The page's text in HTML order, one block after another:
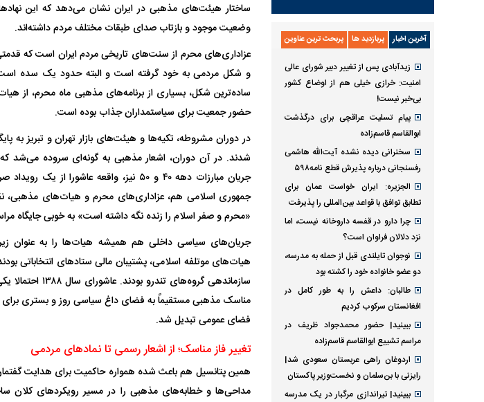
ساختار هیئت‌های مذهبی در ایران نشان می‌دهد که این
وضعیت موجود و بازتاب صدای طبقات مختلف مردم داشته‌اند.
عزاداری‌های محرم از سنت‌های تاریخی مردم ایران است که
و شکل مردمی به خود گرفته است و البته حدود یک سده
ساده‌ترین شکل، بسیاری از برنامه‌های مذهبی ماه محرم، از
حضور جمعیت برای سیاستمداران جذاب بوده است.
در دوران مشروطه، تکیه‌ها و هیئت‌های بازار تهران و تبریز به
شدند. در آن دوران، اشعار مذهبی به گونه‌ای سروده می‌شد که
جریان مبارزات دهه ۴۰ و ۵۰ نیز، واقعه
جمهوری اسلامی هم، عزاداری‌های محرم و هیات‌های مذهبی،
«محرم و صفر اسلام را زنده نگه داشته است» به خوبی جایگاه
جریان‌های سیاسی داخلی هم همیشه هیات‌ها را به عنوان
هیات‌های موتلفه اسلامی، پشتیبان مالی ستاد‌های انتخاباتی
سازماندهی
مناسک مذهبی مستقیماً به فضای داغ سیاسی روز و بستری
فضای عمومی تبدیل شد.
تغییر فاز مناسک؛ از اشعار رسمی تا نماد‌های مردمی
همین پتانسیل هم باعث شده همواره حاکمیت برای هدایت
مداحی‌ها و خطابه‌های مذهبی را در مسیر رویکرد‌های کلان
آخرین اخبار پربازدید ها پربحث ترین عناوین
زیدآبادی پس از تغییر دبیر شورای عالی
امنیت: خرازی خیلی هم از اوضاع کشور
بی‌خبر نیست!
پیام تسلیت عراقچی برای درگذشت
ابوالقاسم قاسم‌زاده
سخنرانی دیده نشده آیت‌الله هاشمی
رفسنجانی درباره پذیرش قطع نامه۵۹۸
الجزیره: ایران خواست عمان برای
تطابق توافق با قواعد بین‌المللی را پذیرفت
چرا دارو در قفسه داروخانه نیست، اما
نزد دلالان فراوان است؟
نوجوان تایلندی قبل از حمله به مدرسه،
دو عضو خانواده خود را کشته بود
طالبان: داعش را به طور کامل در
افغانستان سرکوب کردیم
ببینید| حضور محمدجواد ظریف در
مراسم تشییع ابوالقاسم قاسم‌زاده
اردوغان راهی عربستان سعودی شد|
رایزنی با بن‌سلمان و نخست‌وزیر پاکستان
ببینید| تیراندازی مرگبار در یک مدرسه